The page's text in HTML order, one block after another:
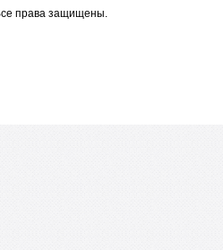
права защищены.